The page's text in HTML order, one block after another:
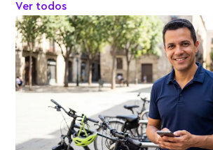
Ver todos